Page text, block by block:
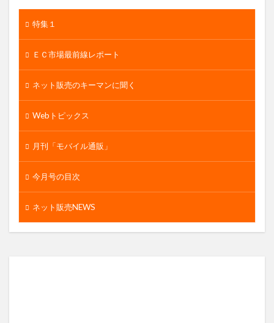
特集１
ＥＣ市場最前線レポート
ネット販売のキーマンに聞く
Webトピックス
月刊「モバイル通販」
今月号の目次
ネット販売NEWS